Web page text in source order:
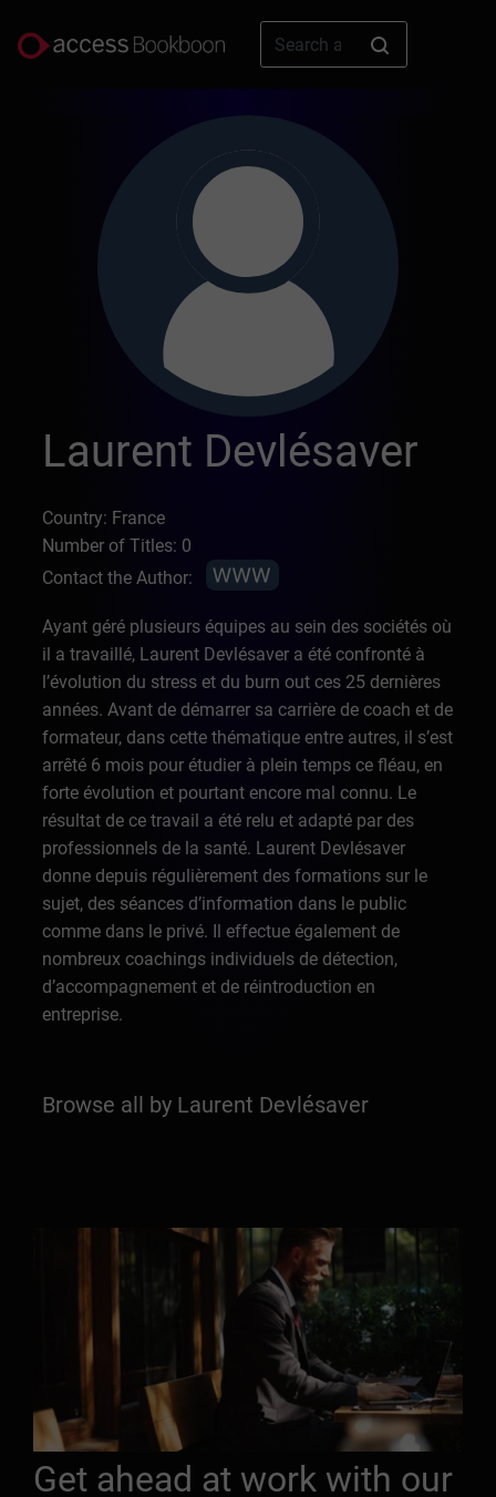
Laurent Devlésaver
Country: France
Number of Titles: 0
Contact the Author:
Ayant géré plusieurs équipes au sein des sociétés où
il a travaillé, Laurent Devlésaver a été confronté à
l’évolution du stress et du burn out ces 25 dernières
années. Avant de démarrer sa carrière de coach et de
formateur, dans cette thématique entre autres, il s’est
arrêté 6 mois pour étudier à plein temps ce fléau, en
forte évolution et pourtant encore mal connu. Le
résultat de ce travail a été relu et adapté par des
professionnels de la santé. Laurent Devlésaver
donne depuis régulièrement des formations sur le
sujet, des séances d’information dans le public
comme dans le privé. Il effectue également de
nombreux coachings individuels de détection,
d’accompagnement et de réintroduction en
entreprise.
Browse all by Laurent Devlésaver
Get ahead at work with our